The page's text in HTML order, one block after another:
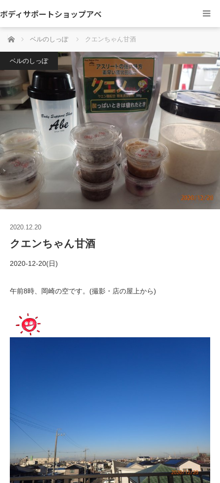
ボディサポートショップアベ
ホーム ベルのしっぽ クエンちゃん甘酒
ベルのしっぽ
2020.12.20
クエンちゃん甘酒
2020-12-20(日)
午前8時、岡崎の空です。(撮影・店の屋上から)